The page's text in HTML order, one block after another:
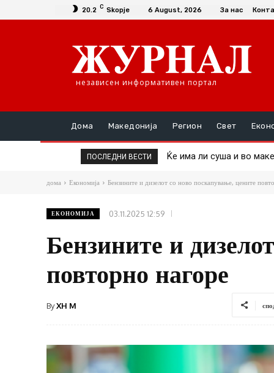
20.2 C Skopje 6 August, 2026 За нас
независен информативен портал
Дома Македонија Регион Свет
ПОСЛЕДНИ ВЕСТИ Ќе има ли суша и во
Пекол во Србија:
дома Економија Бензините и дизелот со ново поскапување, цените
ЕКОНОМИЈА 03.11.2025 12:59
Бензините и
повторно нагоре
ByXH M